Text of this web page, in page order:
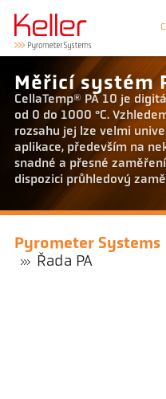
Měřicí systém
CellaTemp® PA 10 je
od 0 do 1000 °C.
rozsahu jej lze velmi
aplikace, především na
snadné a přesné
dispozici průhledový
Pyrometer Systems
Řada PA